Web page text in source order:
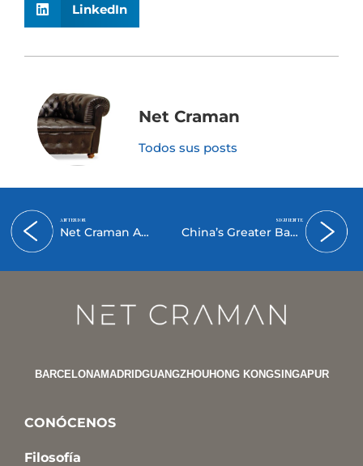
LinkedIn
Net Craman
Todos sus posts
ANTERIOR
Net Craman Abogados, de nuevo en el ranking de despachos del diario Expansión
SIGUIENTE
China’s Greater Bay Area Catches Up With Leading Economic Clusters.
BARCELONAMADRIDGUANGZHOUHONG KONGSINGAPUR
CONÓCENOS
Filosofía